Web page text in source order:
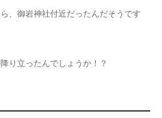
、御岩神社付近だったんだそうです
り立ったんでしょうか！？